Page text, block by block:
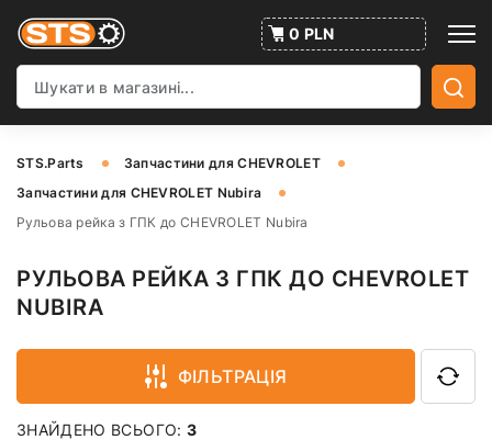
0 PLN
STS.Parts
Запчастини для CHEVROLET
Запчастини для CHEVROLET Nubira
Рульова рейка з ГПК до CHEVROLET Nubira
РУЛЬОВА РЕЙКА З ГПК ДО CHEVROLET
NUBIRA
ФІЛЬТРАЦІЯ
ЗНАЙДЕНО ВСЬОГО: 3